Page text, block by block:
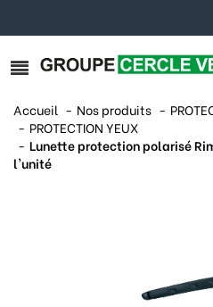
Accueil Nos produits
PROTECTION YEUX
Lunette protection polarisé
l'unité